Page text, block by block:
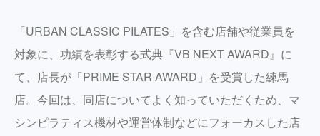
「URBAN CLASSIC PILATES」を含む店舗や従業員を
対象に、功績を表彰する式典『VB NEXT AWARD』に
て、店長が「PRIME STAR AWARD」を受賞した練馬
店。今回は、同店についてよく知っていただくため、マ
シンピラティス機材や運営体制などにフォーカスした店